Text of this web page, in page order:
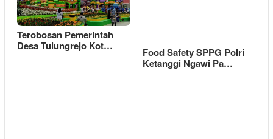
Terobosan Pemerintah
Desa Tulungrejo Kot…
Food Safety SPPG Polri
Ketanggi Ngawi Pa…